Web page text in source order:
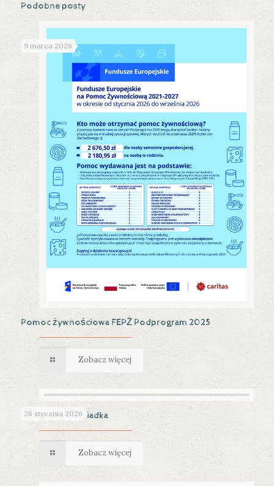
Podobne posty
9 marca 2026
Pomoc żywnościowa FEPŻ Podprogram 2025
Zobacz więcej
26 stycznia 2026
Dzień Babci i Dziadka
Zobacz więcej